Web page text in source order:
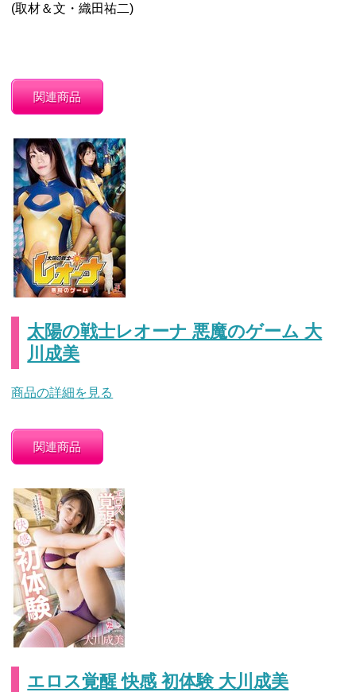
(取材＆文・織田祐二)
関連商品
太陽の戦士レオーナ 悪魔のゲーム 大
川成美
商品の詳細を見る
関連商品
エロス覚醒 快感 初体験 大川成美